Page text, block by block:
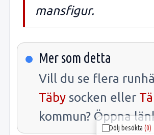
Dölj besökta (0)
mansfigur.
Mer som detta
Vill du se flera
Täby socken eller
kommun? Öppna